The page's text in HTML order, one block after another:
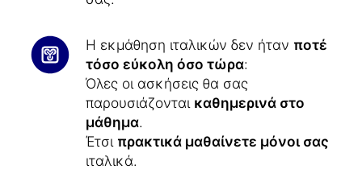
Η εκμάθηση ιταλικών δεν ήταν ποτέ
τόσο εύκολη όσο τώρα:
Όλες οι ασκήσεις θα σας
παρουσιάζονται καθημερινά στο
μάθημα.
Έτσι πρακτικά μαθαίνετε μόνοι σας
ιταλικά.